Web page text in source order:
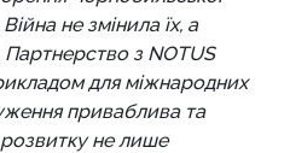
не змінила їх, а
з NOTUS
для міжнародних
приваблива та
не лише